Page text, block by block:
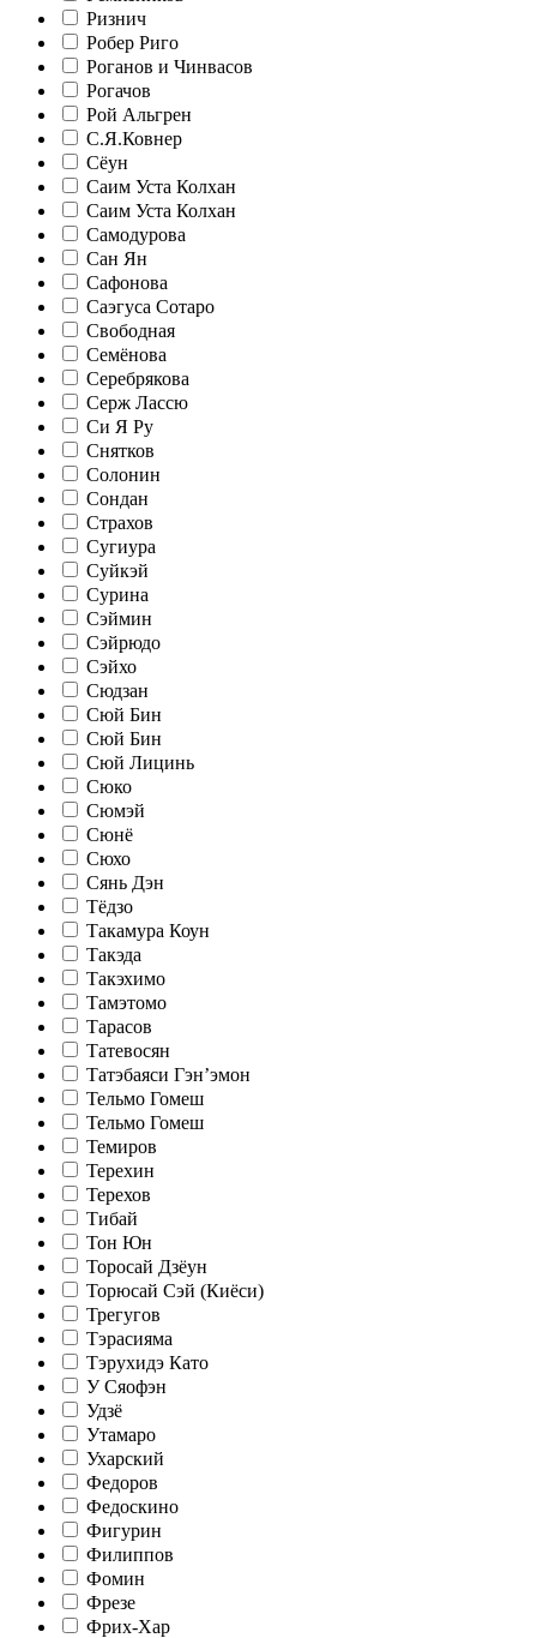
Ризнич
Робер Риго
Роганов и Чинвасов
Рогачов
Рой Альгрен
С.Я.Ковнер
Сёун
Саим Уста Колхан
Саим Уста Колхан
Самодурова
Сан Ян
Сафонова
Саэгуса Сотаро
Свободная
Семёнова
Серебрякова
Серж Лассю
Си Я Ру
Снятков
Солонин
Сондан
Страхов
Сугиура
Суйкэй
Сурина
Сэймин
Сэйрюдо
Сэйхо
Сюдзан
Сюй Бин
Сюй Бин
Сюй Лицинь
Сюко
Сюмэй
Сюнё
Сюхо
Сянь Дэн
Тёдзо
Такамура Коун
Такэда
Такэхимо
Тамэтомо
Тарасов
Татевосян
Татэбаяси Гэн’эмон
Тельмо Гомеш
Тельмо Гомеш
Темиров
Терехин
Терехов
Тибай
Тон Юн
Торосай Дзёун
Торюсай Сэй (Киёси)
Трегугов
Тэрасияма
Тэрухидэ Като
У Сяофэн
Удзё
Утамаро
Ухарский
Федоров
Федоскино
Фигурин
Филиппов
Фомин
Фрезе
Фрих-Хар